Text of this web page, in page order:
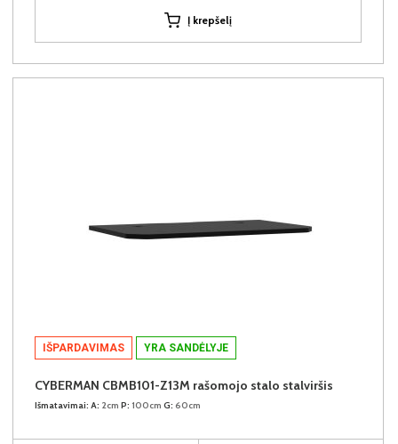
Į krepšelį
IŠPARDAVIMAS YRA SANDĖLYJE
CYBERMAN CBMB101-Z13M rašomojo stalo stalviršis
Išmatavimai: A: 2cm P: 100cm G: 60cm